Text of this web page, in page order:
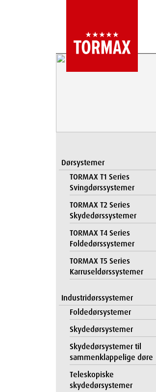
Dørsystemer
TORMAX T1 Series
Svingdørssystemer
TORMAX T2 Series
Skydedørssystemer
TORMAX T4 Series
Foldedørssystemer
TORMAX T5 Series
Karruseldørssystemer
Industridørssystemer
Foldedørsystemer
Skydedørsystemer
Skydedørsystemer til
sammenklappelige døre
Teleskopiske
skydedørsystemer